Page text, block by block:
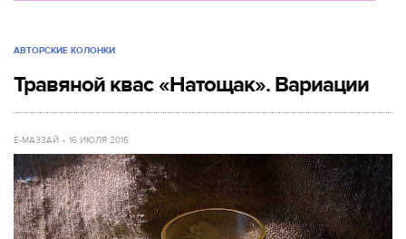
АВТОРСКИЕ КОЛОНКИ
Травяной квас «Натощак». Вариации
Ё-МАЗЗАЙ 16 ИЮЛЯ 2015